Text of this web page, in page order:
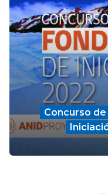
Concurso